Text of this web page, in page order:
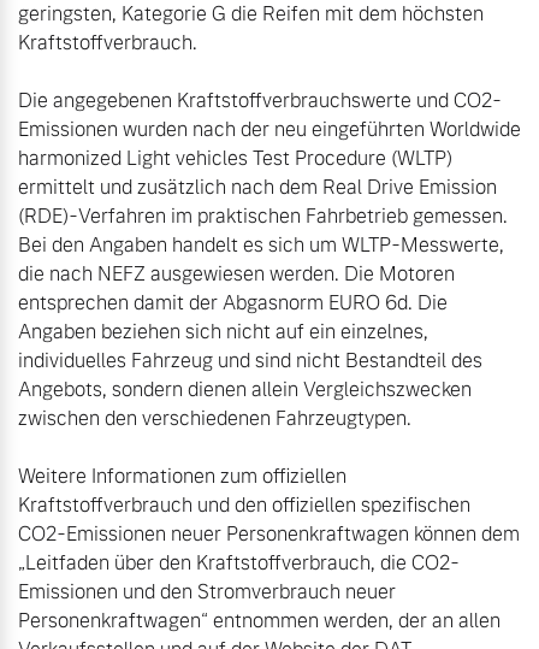
geringsten, Kategorie G die Reifen mit dem höchsten
Kraftstoffverbrauch.
Die angegebenen Kraftstoffverbrauchswerte und CO2-
Emissionen wurden nach der neu eingeführten Worldwide
harmonized Light vehicles Test Procedure (WLTP)
ermittelt und zusätzlich nach dem Real Drive Emission
(RDE)-Verfahren im praktischen Fahrbetrieb gemessen.
Bei den Angaben handelt es sich um WLTP-Messwerte,
die nach NEFZ ausgewiesen werden. Die Motoren
entsprechen damit der Abgasnorm EURO 6d. Die
Angaben beziehen sich nicht auf ein einzelnes,
individuelles Fahrzeug und sind nicht Bestandteil des
Angebots, sondern dienen allein Vergleichszwecken
zwischen den verschiedenen Fahrzeugtypen.
Weitere Informationen zum offiziellen
Kraftstoffverbrauch und den offiziellen spezifischen
CO2-Emissionen neuer Personenkraftwagen können dem
„Leitfaden über den Kraftstoffverbrauch, die CO2-
Emissionen und den Stromverbrauch neuer
Personenkraftwagen“ entnommen werden, der an allen